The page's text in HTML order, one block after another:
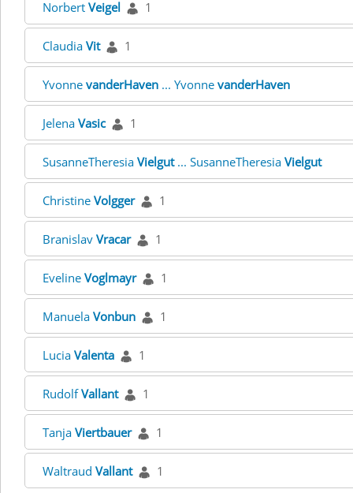
Norbert Veigel 1
Claudia Vit 1
Yvonne vanderHaven ... Yvonne vanderHaven
Jelena Vasic 1
SusanneTheresia Vielgut... SusanneTheresia Vielgut
Christine Volgger 1
Branislav Vracar 1
Eveline Voglmayr 1
Manuela Vonbun 1
Lucia Valenta 1
RudolfVallant 1
Tanja Viertbauer 1
Waltraud Vallant 1